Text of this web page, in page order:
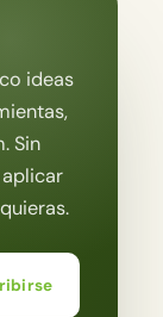
ideas
Sin